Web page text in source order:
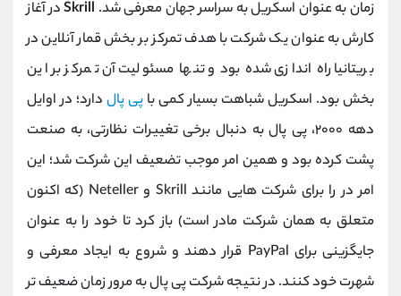
زمان به عنوان اسکریل به سراسر جهان معرفی شد. Skrillدر آغاز
کارش به عنوان یک شرکت با هدف تمرکز بر بخش قمار آنلاین در
بریتانیا راه اندازی شده بود و تنها مسئولیت آن تمرکز بر این
بخش بود. اسکریل شباهت بسیار کمی با پی پال دارد؛ در اوایل
دهه ۲۰۰۰، پی پال به دنبال برخی تغییرات نظارتی، به صنعت
پشت کرده بود و همین امر موجب تضعیف این شرکت شد؛ این
امر در را برای شرکت‌ هایی مانند Skrill و Neteller (که اکنون
متعلق به همان شرکت مادر است) باز کرد تا خود را به عنوان
جایگزینی برای PayPal قرار دهند و شروع به ایجاد معرفی و
شهرت خود کنند. در نتیجه شرکت پی پال به مرور زمان ضعیف تر